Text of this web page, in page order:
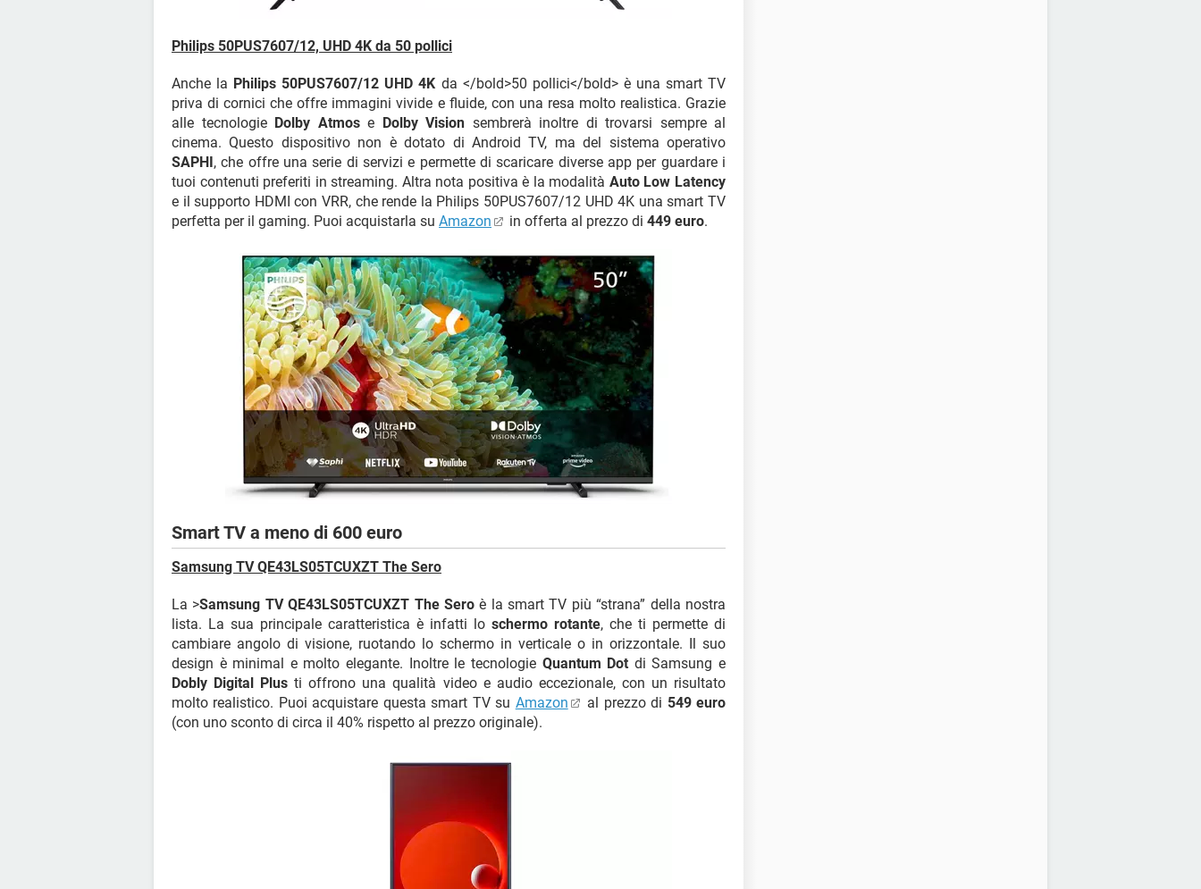
Philips 50PUS7607/12, UHD 4K da 50 pollici
Anche la Philips 50PUS7607/12 UHD 4K da </bold>50 pollici</bold> è una smart TV
priva di cornici che offre immagini vivide e fluide, con una resa molto realistica. Grazie
alle tecnologie Dolby Atmose Dolby Vision sembrerà inoltre di trovarsi sempre al
cinema. Questo dispositivo non è dotato di Android TV, ma del sistema operativo
SAPHI, che offre una serie di servizi e permette di scaricare diverse app per guardare i
tuoi contenuti preferiti in streaming. Altra nota positiva è la modalità Auto Low Latency
e il supporto HDMI con VRR, che rende la Philips 50PUS7607/12 UHD 4K una smart TV
perfetta per il gaming. Puoi acquistarla su Amazon in offerta al prezzo di 449 euro.
Smart TV a meno di 600 euro
Samsung TV QE43LS05TCUXZT The Sero
La >Samsung TV QE43LS05TCUXZT The Seroè la smart TV più “strana” della nostra
lista. La sua principale caratteristica è infatti lo schermo rotante, che ti permette di
cambiare angolo di visione, ruotando lo schermo in verticale o in orizzontale. Il suo
design è minimal e molto elegante. Inoltre le tecnologie Quantum Dot di Samsung e
Dobly Digital Plus ti offrono una qualità video e audio eccezionale, con un risultato
molto realistico. Puoi acquistare questa smart TV su Amazon al prezzo di 549 euro
(con uno sconto di circa il 40% rispetto al prezzo originale).